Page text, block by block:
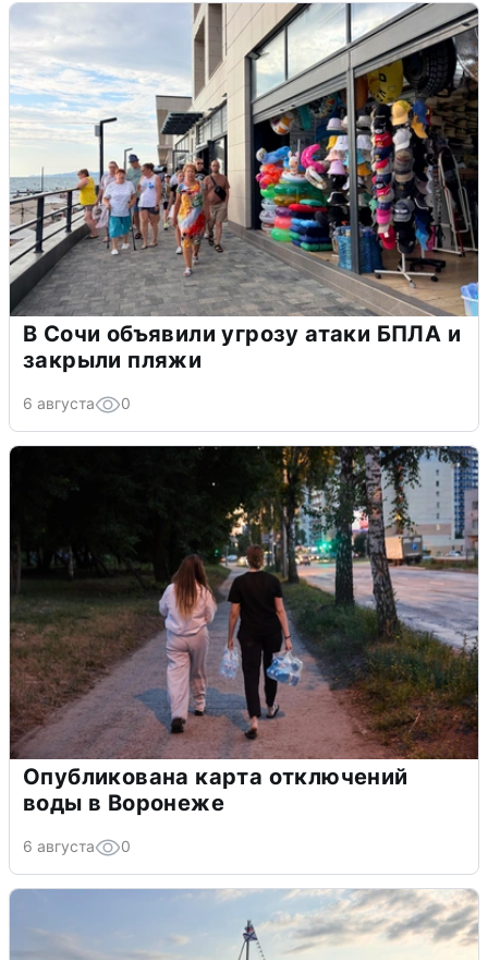
В Сочи объявили угрозу атаки БПЛА и
закрыли пляжи
6 августа 0
Опубликована карта отключений
воды в Воронеже
6 августа 0